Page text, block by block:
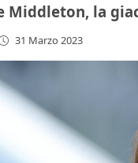
Middleton, la
31 Marzo 2023